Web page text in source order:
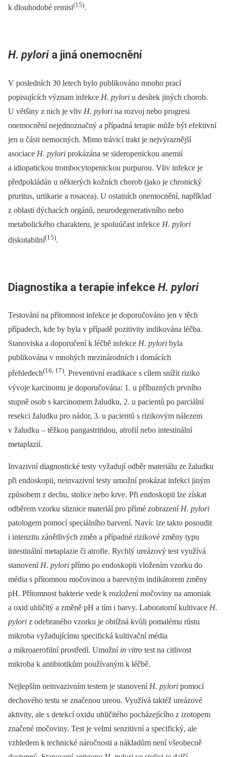
k dlouhodobé remisi(15).
H. pylori a jiná onemocnění
V posledních 30 letech bylo publikováno mnoho prací
popisujících význam infekce H. pylori u desítek jiných chorob.
U většiny z nich je vliv H. pylori na rozvoj nebo progresi
onemocnění nejednoznačný a případná terapie může být efektivní
jen u části nemocných. Mimo trávicí trakt je nejvýraznější
asociace H. pylori prokázána se sideropenickou anemií
a idiopatickou trombocytopenickou purpurou. Vliv infekce je
předpokládán u některých kožních chorob (jako je chronický
pruritus, urtikarie a rosacea). U ostatních onemocnění, například
z oblasti dýchacích orgánů, neurodegenerativního nebo
metabolického charakteru, je spoluúčast infekce H. pylori
diskutabilní(15).
Diagnostika a terapie infekce H. pylori
Testování na přítomnost infekce je doporučováno jen v těch
případech, kde by byla v případě pozitivity indikována léčba.
Stanoviska a doporučení k léčbě infekce H. pylori byla
publikována v mnohých mezinárodních i domácích
přehledech(16, 17). Preventivní eradikace s cílem snížit riziko
vývoje karcinomu je doporučována: 1. u příbuzných prvního
stupně osob s karcinomem žaludku, 2. u pacientů po parciální
resekci žaludku pro nádor, 3. u pacientů s rizikovým nálezem
v žaludku –⁠ těžkou pangastritidou, atrofií nebo intestinální
metaplazií.
Invazivní diagnostické testy vyžadují odběr materiálu ze žaludku
při endoskopii, neinvazivní testy umožní prokázat infekci jiným
způsobem z dechu, stolice nebo krve. Při endoskopii lze získat
odběrem vzorku sliznice materiál pro přímé zobrazení H. pylori
patologem pomocí speciálního barvení. Navíc lze takto posoudit
i intenzitu zánětlivých změn a případné rizikové změny typu
intestinální metaplazie či atrofie. Rychlý ureázový test využívá
stanovení H. pylori přímo po endoskopii vložením vzorku do
média s přítomnou močovinou a barevným indikátorem změny
pH. Přítomnost bakterie vede k rozložení močoviny na amoniak
a oxid uhličitý a změně pH a tím i barvy. Laboratorní kultivace H.
pylori z odebraného vzorku je obtížná kvůli pomalému růstu
mikroba vyžadujícímu specifická kultivační média
a mikroaerofilní prostředí. Umožní in vitro test na citlivost
mikroba k antibiotikům používaným k léčbě.
Nejlepším neinvazivním testem je stanovení H. pylori pomocí
dechového testu se značenou ureou. Využívá taktéž ureázové
aktivity, ale s detekcí oxidu uhličitého pocházejícího z izotopem
značené močoviny. Test je velmi senzitivní a specifický, ale
vzhledem k technické náročnosti a nákladům není všeobecně